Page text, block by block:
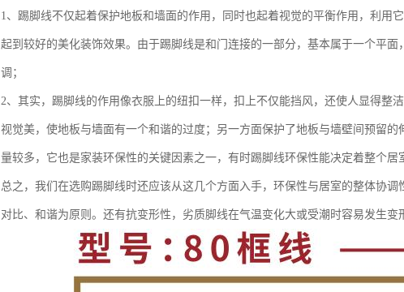
1、踢脚线不仅起着保护地板和墙面的作用，同时也起着视觉的平衡作用，利用
起到较好的美化装饰效果。由于踢脚线是和门连接的一部分，基本属于一个平
调；
2、其实，踢脚线的作用像衣服上的纽扣一样，扣上不仅能挡风，还使人显得整
视觉美，使地板与墙面有一个和谐的过度；另一方面保护了地板与墙壁间预留
量较多，它也是家装环保性的关键因素之一，有时踢脚线环保性能决定着整个居
总之，我们在选购踢脚线时还应该从这几个方面入手，环保性与居室的整体协
对比、和谐为原则。还有抗变形性，劣质脚线在气温变化大或受潮时容易发生变